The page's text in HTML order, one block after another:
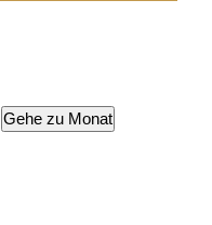
Gehe zu Monat